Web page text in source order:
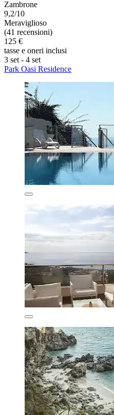
Zambrone
9,2/10
Meraviglioso
(41 recensioni)
125 €
tasse e oneri inclusi
3 set - 4 set
Park Oasi Residence